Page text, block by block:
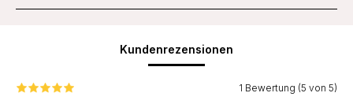
Kundenrezensionen
1 Bewertung (5 von 5)